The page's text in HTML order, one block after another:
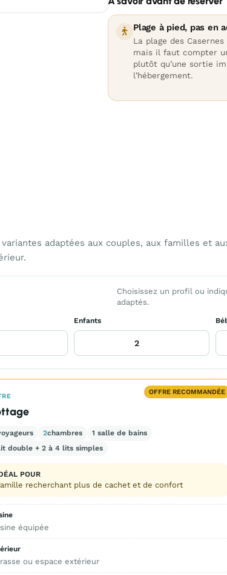
Plage à pied, pas en
La plage des
mais il faut compter
plutôt qu’une sortie
l’hébergement.
adaptées aux couples, aux familles et
Choisissez un profil ou
adaptés.
Enfants
OFFRE RECOMMANDÉE
2chambres
1 salle de bains
double + 2 à 4 lits simples
POUR
recherchant plus de cachet et de confort
équipée
ou espace extérieur